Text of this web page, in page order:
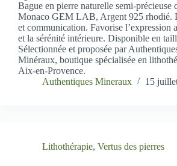
Bague en pierre naturelle semi-précieuse
Monaco GEM LAB, Argent 925 rhodié.
et communication. Favorise l’expression
et la sérénité intérieure. Disponible en
Sélectionnée et proposée par
Minéraux, boutique spécialisée en
Aix-en-Provence.
Authentiques Mineraux
15
Lithothérapie, Vertus des pierres